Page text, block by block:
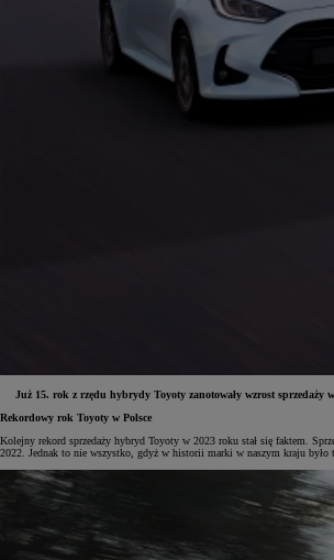
Od81 900 zł
Yaris Cross
HYBRID
Już 15. rok z rzędu hybrydy Toyoty zanotowały wzrost
Rekordowy rok Toyoty w Polsce
Kolejny rekord sprzedaży hybryd Toyoty w 2023 roku stał się faktem.
2022. Jednak to nie wszystko, gdyż w historii marki w naszym kraju było